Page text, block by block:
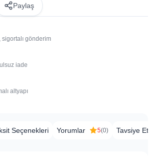
Paylaş
gönderim
iade
altyapı
Seçenekleri Yorumlar 5(0) Tavsiye Et